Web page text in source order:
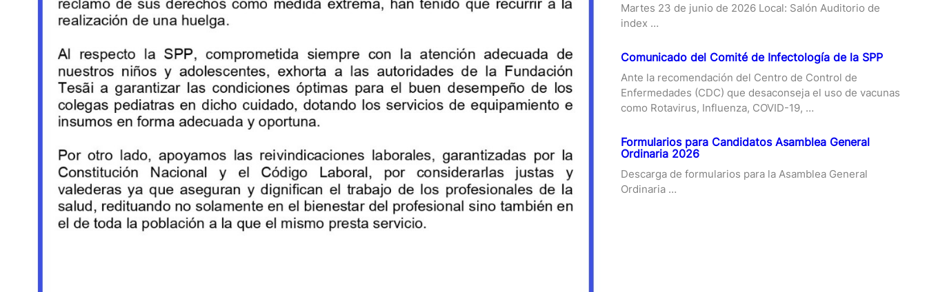
Martes 23 de junio de 2026 Local: Salón Auditorio de
index …
Comunicado del Comité de Infectología de la SPP
Ante la recomendación del Centro de Control de
Enfermedades (CDC) que desaconseja el uso de vacunas
como Rotavirus, Influenza, COVID-19, …
Formularios para Candidatos Asamblea General
Ordinaria 2026
Descarga de formularios para la Asamblea General
Ordinaria …